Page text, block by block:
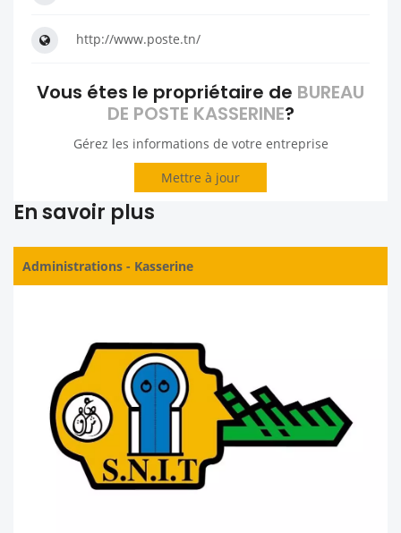
http://www.poste.tn/
Vous étes le propriétaire de BUREAU
DE POSTE KASSERINE?
Gérez les informations de votre entreprise
Mettre à jour
En savoir plus
Administrations - Kasserine